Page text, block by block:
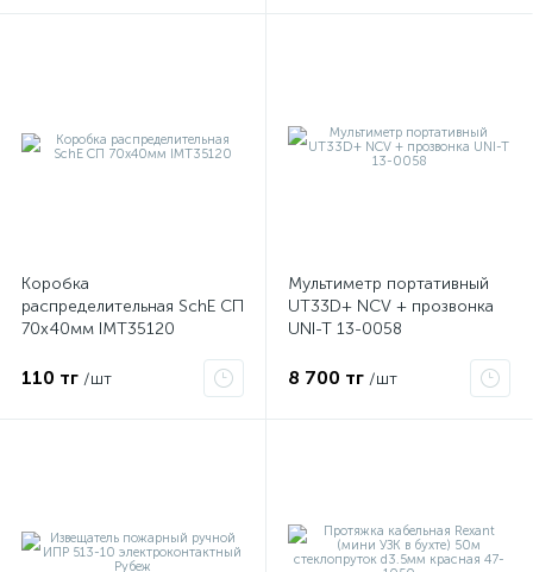
Коробка
распределительная SchE СП
70х40мм IMT35120
110 тг /шт
Мультиметр портативный
UT33D+ NCV + прозвонка
UNI-T 13-0058
8 700 тг /шт